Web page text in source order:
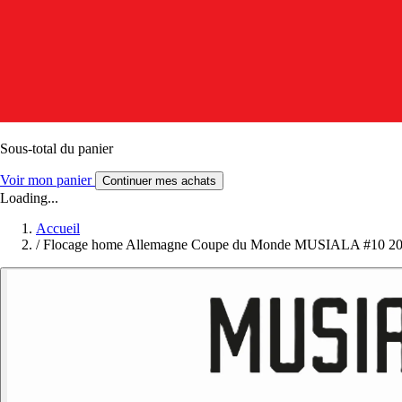
Sous-total du panier
Voir mon panier Continuer mes achats
Loading...
Accueil
/ Flocage home Allemagne Coupe du Monde MUSIALA #10